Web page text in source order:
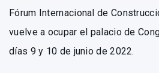
Fórum Internacional de
vuelve a ocupar el palacio de
días 9 y 10 de junio de 2022.